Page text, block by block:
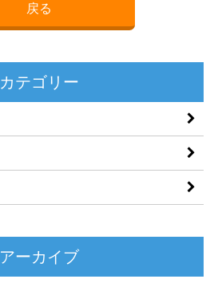
戻る
カテゴリー
アーカイブ